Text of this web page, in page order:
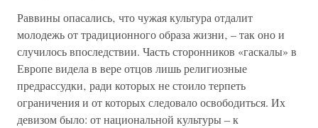
Раввины опасались‚ что чужая культура отдалит
молодежь от традиционного образа жизни‚ – так оно и
случилось впоследствии. Часть сторонников «гаскалы» в
Европе видела в вере отцов лишь религиозные
предрассудки‚ ради которых не стоило терпеть
ограничения и от которых следовало освободиться. Их
девизом было: от национальной культуры – к